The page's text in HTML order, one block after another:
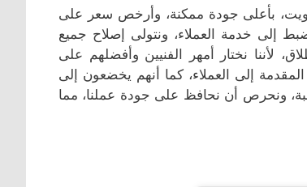
بأعلى جودة ممكنة، وأرخص سعر على
إلى خدمة العملاء، ونتولى إصلاح جميع
لأننا نختار أمهر الفنيين وأفضلهم على
إلى العملاء، كما أنهم يخضعون إلى
ونحرص أن نحافظ على جودة عملنا، مما